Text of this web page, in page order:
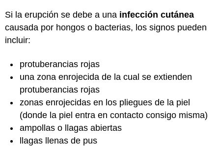
Si la erupción se debe a una infección cutánea
causada por hongos o bacterias, los signos pueden
incluir:
protuberancias rojas
una zona enrojecida de la cual se extienden
protuberancias rojas
zonas enrojecidas en los pliegues de la piel
(donde la piel entra en contacto consigo misma)
ampollas o llagas abiertas
llagas llenas de pus